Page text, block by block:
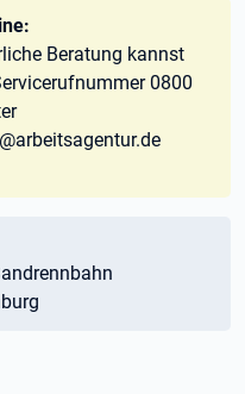
Beratung kannst
0800